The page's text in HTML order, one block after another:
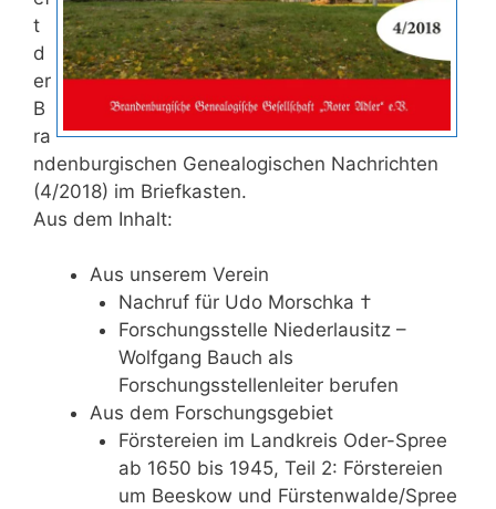
t
d
er
B
ra
ndenburgischen Genealogischen Nachrichten
(4/2018) im Briefkasten.
Aus dem Inhalt:
Aus unserem Verein
Nachruf für Udo Morschka †
Forschungsstelle Niederlausitz –
Wolfgang Bauch als
Forschungsstellenleiter berufen
Aus dem Forschungsgebiet
Förstereien im Landkreis Oder-Spree
ab 1650 bis 1945, Teil 2: Förstereien
um Beeskow und Fürstenwalde/Spree